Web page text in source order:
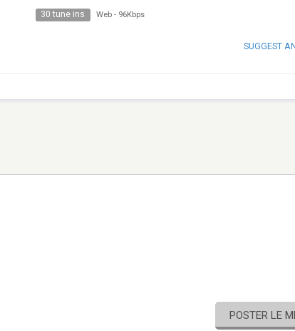
30 tune ins Web - 96Kbps
SUGGEST
POSTER LE